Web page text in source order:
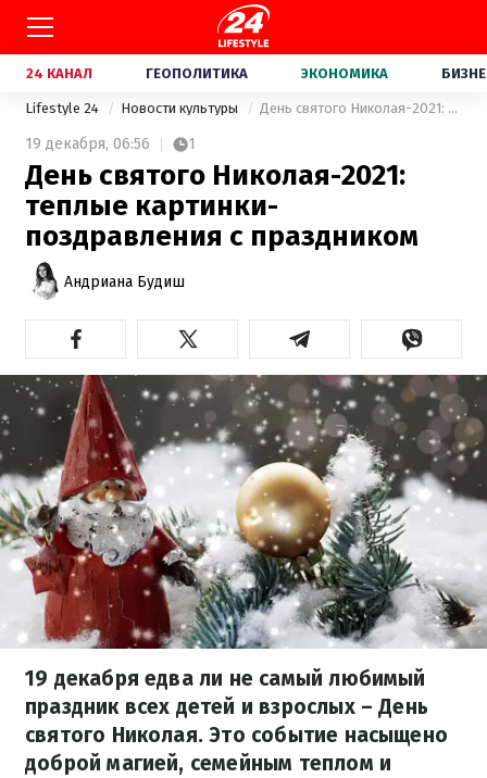
24 КАНАЛ ГЕОПОЛИТИКА ЭКОНОМИКА
Lifestyle 24 Новости культуры День святого Николая-2021: теплые картинки-поздравления с праздником
19 декабря, 06:56 1
День святого Николая-2021:
теплые картинки-
поздравления с праздником
Андриана Будиш
19 декабря едва ли не самый любимый
праздник всех детей и взрослых – День
святого Николая. Это событие насыщено
доброй магией, семейным теплом и